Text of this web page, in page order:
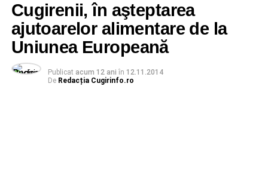
Cugirenii, în aşteptarea
ajutoarelor alimentare de la
Uniunea Europeană
Publicat acum 12 ani în 12.11.2014
De Redacția Cugirinfo.ro